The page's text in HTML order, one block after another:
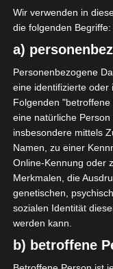
TORE
Tor
A.
90'
+7
Étoile
M A.
Union
Wir verwenden in
die folgenden Begriffe:
a)
Personenbezogene
eine identifizierte oder
Folgenden
eine natürliche
insbesondere mittels
Namen, zu einer
Online-Kennung oder
Merkmalen, die
genetischen,
sozialen Identität
werden kann.
b) betroffene